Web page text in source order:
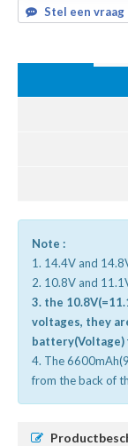
Stel een vraag
Note :
1. 14.4V and
2. 10.8V and
3. the
voltages, they
4. The
from the back of